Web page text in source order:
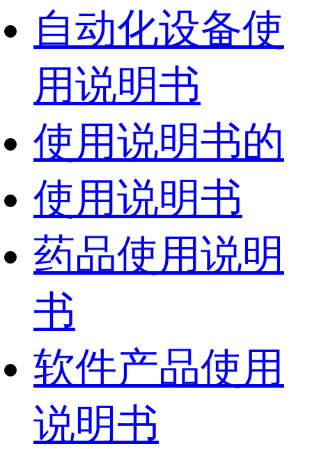
自动化设备使
用说明书
使用说明书的
使用说明书
药品使用说明
书
软件产品使用
说明书